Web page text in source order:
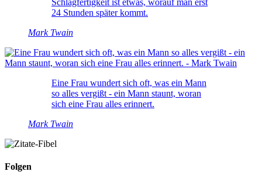
24 Stunden später kommt.
Mark Twain
Eine Frau wundert sich oft, was ein Mann
so alles vergißt - ein Mann staunt, woran
sich eine Frau alles erinnert.
Mark Twain
Folgen